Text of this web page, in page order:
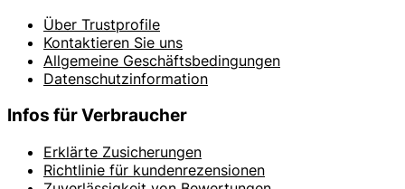
Über Trustprofile
Kontaktieren Sie uns
Allgemeine Geschäftsbedingungen
Datenschutzinformation
Infos für Verbraucher
Erklärte Zusicherungen
Richtlinie für kundenrezensionen